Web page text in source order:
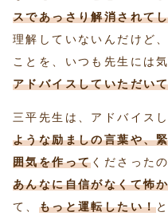
スであっさり解消されて
理解していないんだけど
ことを、いつも先生には
アドバイスしていただい
三平先生は、アドバイス
ような励ましの言葉や、
囲気を作ってくださったの
あんなに自信がなくて怖
て、 もっと運転したい！